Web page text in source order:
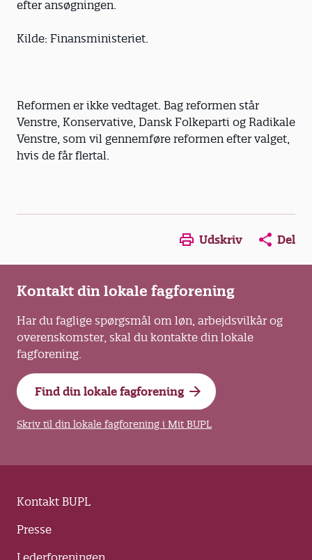
efter ansøgningen.
Kilde: Finansministeriet.
Reformen er ikke vedtaget. Bag reformen står
Venstre, Konservative, Dansk Folkeparti og Radikale
Venstre, som vil gennemføre reformen efter valget,
hvis de får flertal.
Opens in a new window
Opens in a new
Opens in
Udskriv Del
Kontakt din lokale fagforening
Har du faglige spørgsmål om løn, arbejdsvilkår og
overenskomster, skal du kontakte din lokale
fagforening.
Find din lokale fagforening
Skriv til din lokale fagforening i Mit BUPL
Kontakt BUPL
Presse
Lederforeningen